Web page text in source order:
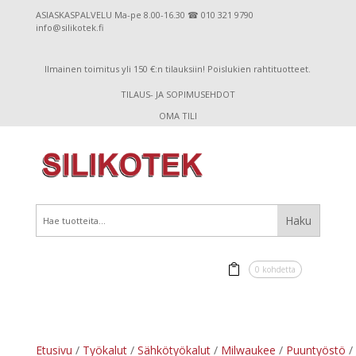
ASIASKASPALVELU Ma-pe 8.00-16.30 ☎ 010 321 9790
info@silikotek.fi
Ilmainen toimitus yli 150 €:n tilauksiin! Poislukien rahtituotteet.
TILAUS- JA SOPIMUSEHDOT
OMA TILI
0 kohdetta
Etusivu / Työkalut/ Sähkötyökalut/ Milwaukee / Puuntyöstö /